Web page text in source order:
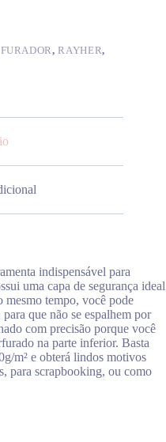
FURADOR,RAYHER,
indispensável para
uma capa de segurança ideal
mesmo tempo, você pode
que não se espalhem por
com precisão porque você
na parte inferior. Basta
m² e obterá lindos motivos
para scrapbooking, ou como